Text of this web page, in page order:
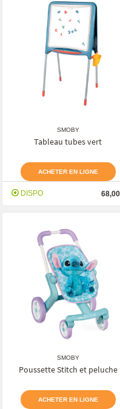
SMOBY
Tableau tubes vert
ACHETER EN LIGNE
DISPO
SMOBY
Poussette Stitch et peluche
ACHETER EN LIGNE